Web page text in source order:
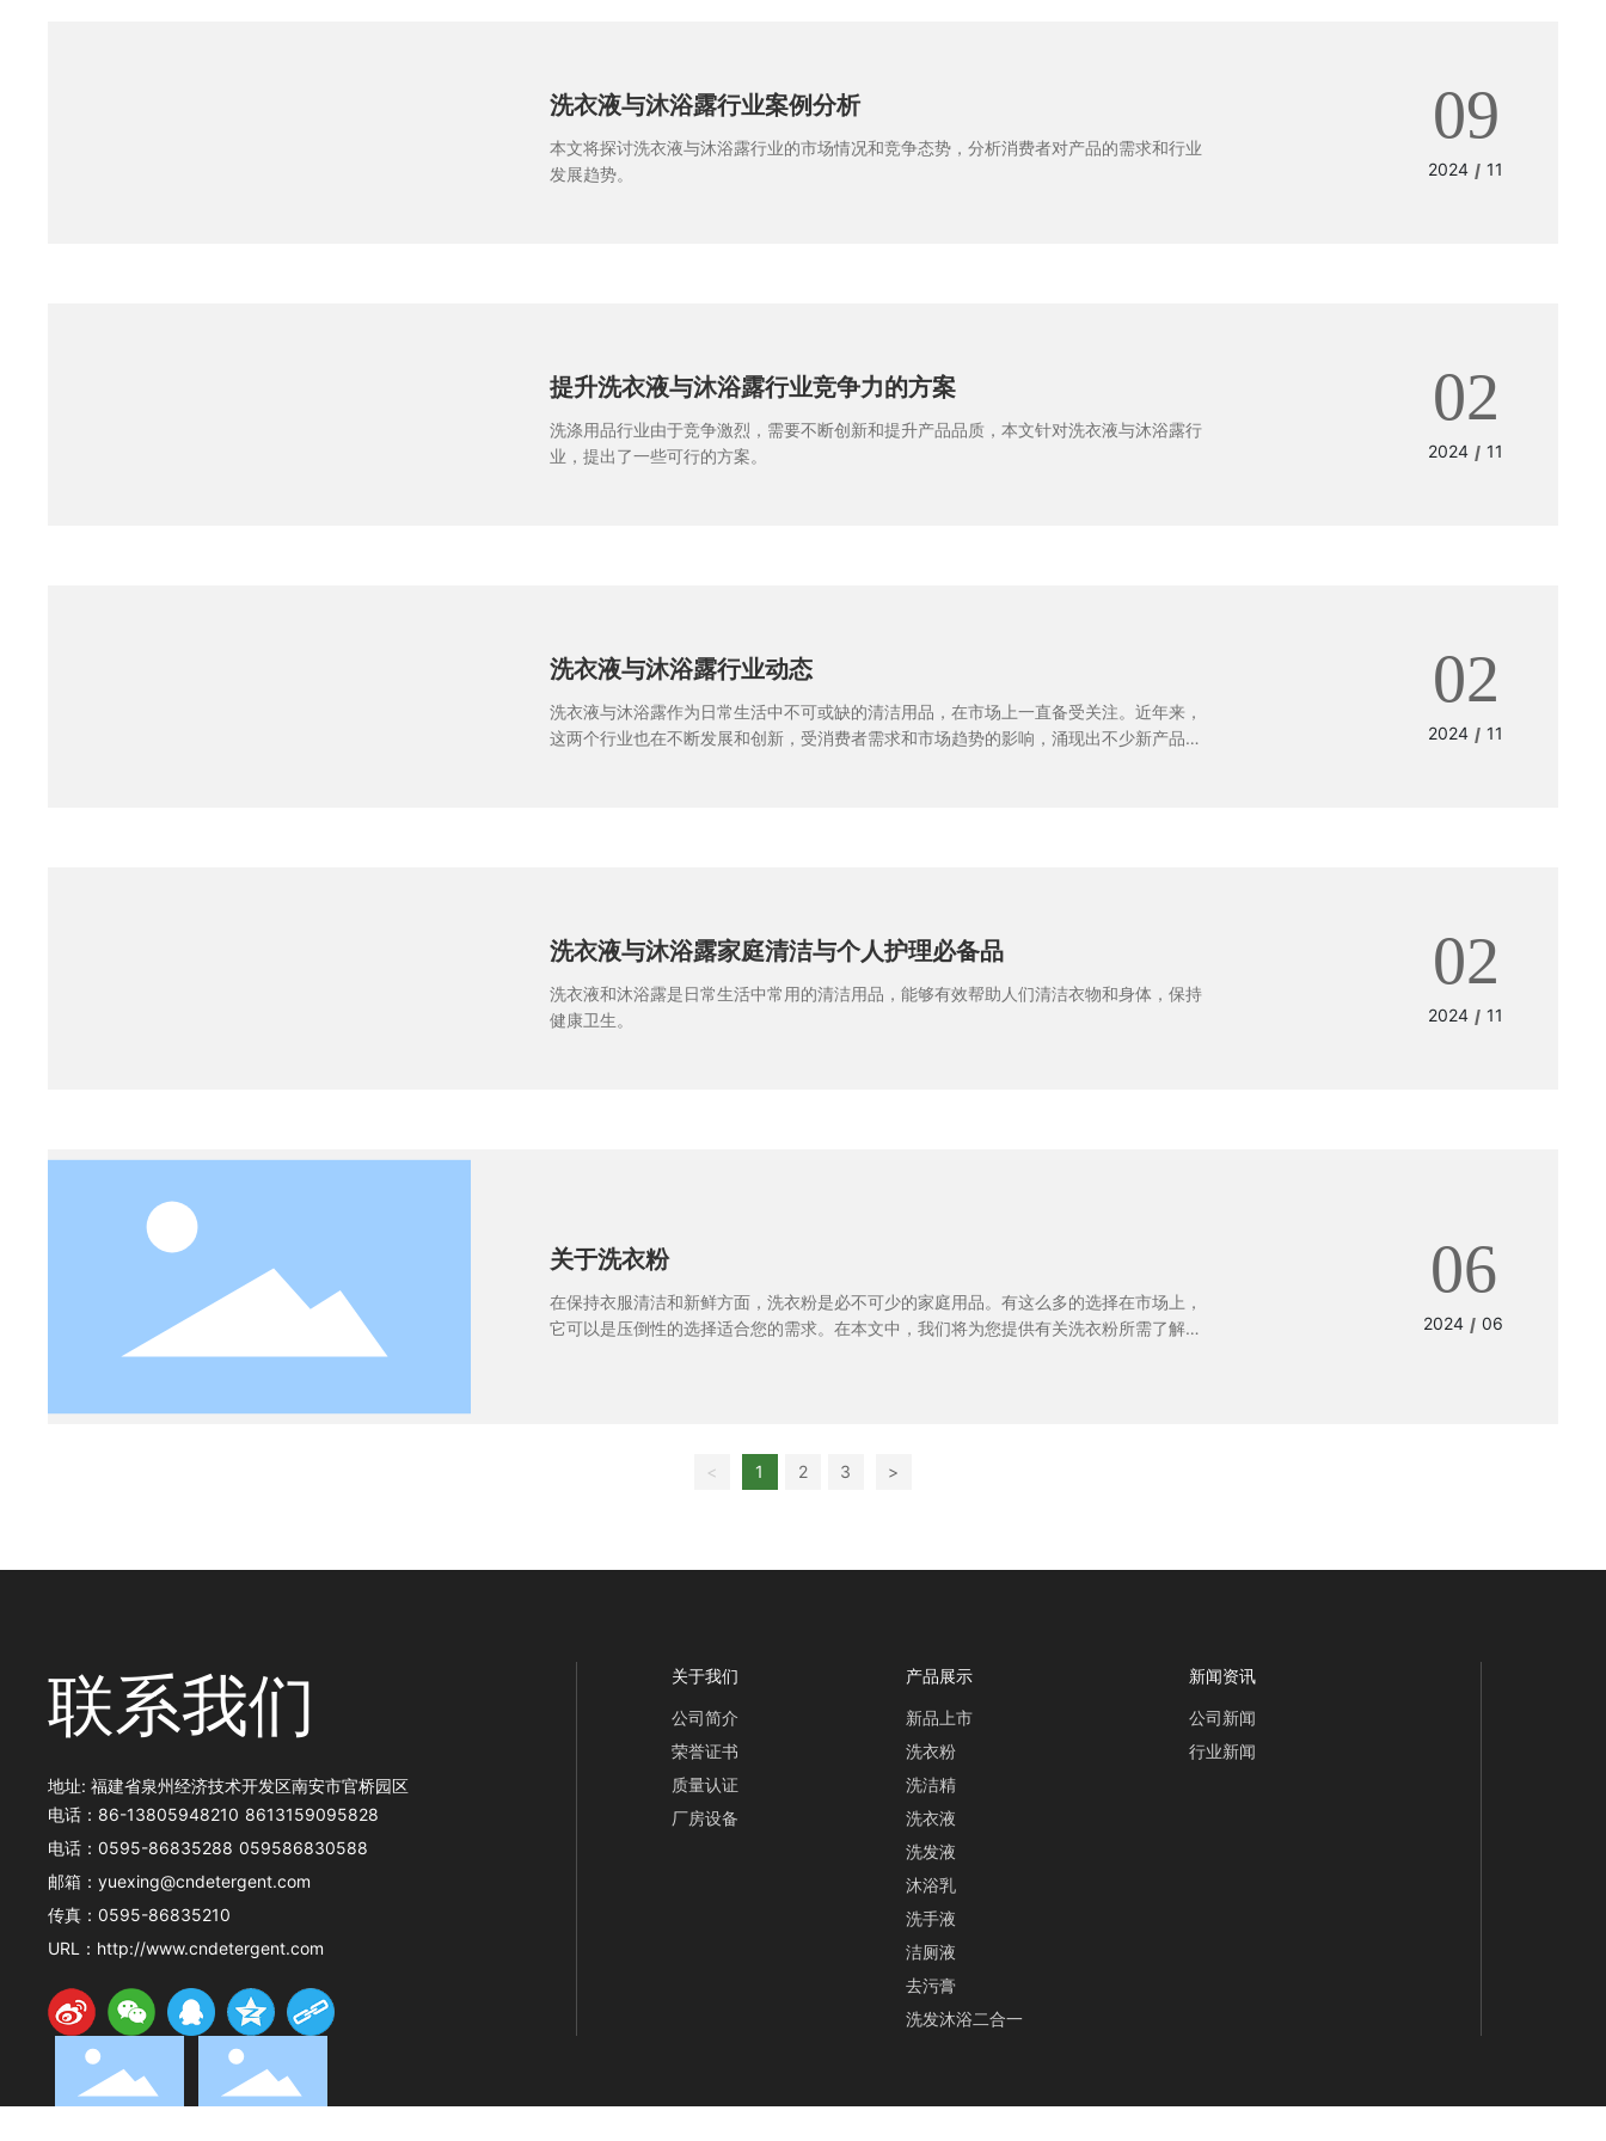
洗衣液与沐浴露行业案例分析
本文将探讨洗衣液与沐浴露行业的市场情况和竞争态势，分析消费者对产品的需求和行业
发展趋势。
09
2024 / 11
提升洗衣液与沐浴露行业竞争力的方案
洗涤用品行业由于竞争激烈，需要不断创新和提升产品品质，本文针对洗衣液与沐浴露行
业，提出了一些可行的方案。
02
2024 / 11
洗衣液与沐浴露行业动态
洗衣液与沐浴露作为日常生活中不可或缺的清洁用品，在市场上一直备受关注。近年来，
这两个行业也在不断发展和创新，受消费者需求和市场趋势的影响，涌现出不少新产品和
02
2024 / 11
洗衣液与沐浴露家庭清洁与个人护理必备品
洗衣液和沐浴露是日常生活中常用的清洁用品，能够有效帮助人们清洁衣物和身体，保持
健康卫生。
02
2024 / 11
关于洗衣粉
在保持衣服清洁和新鲜方面，洗衣粉是必不可少的家庭用品。有这么多的选择在市场上，
它可以是压倒性的选择适合您的需求。在本文中，我们将为您提供有关洗衣粉所需了解的
06
2024 / 06
< 1 2 3 >
联系我们
地址: 福建省泉州经济技术开发区南安市官桥园区
电话： 86-13805948210 8613159095828
电话：0595-86835288 059586830588
邮箱：yuexing@cndetergent.com
传真：0595-86835210
URL： http://www.cndetergent.com
关于我们
公司简介
荣誉证书
质量认证
厂房设备
产品展示
新品上市
洗衣粉
洗洁精
洗衣液
洗发液
沐浴乳
洗手液
洁厕液
去污膏
洗发沐浴二合一
新闻资讯
公司新闻
行业新闻